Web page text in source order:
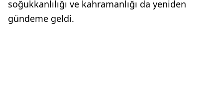
soğukkanlılığı ve kahramanlığı da yeniden
gündeme geldi.